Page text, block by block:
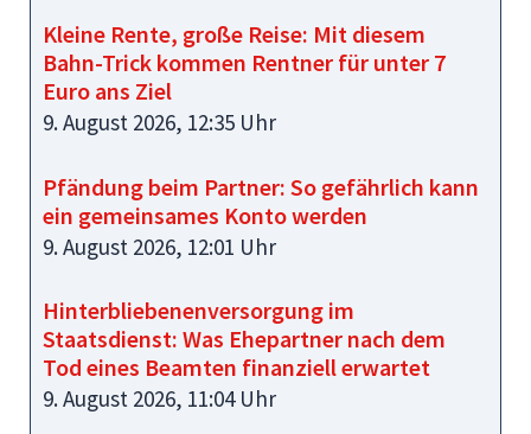
Kleine Rente, große Reise: Mit diesem
Bahn-Trick kommen Rentner für unter 7
Euro ans Ziel
9. August 2026, 12:35 Uhr
Pfändung beim Partner: So gefährlich kann
ein gemeinsames Konto werden
9. August 2026, 12:01 Uhr
Hinterbliebenenversorgung im
Staatsdienst: Was Ehepartner nach dem
Tod eines Beamten finanziell erwartet
9. August 2026, 11:04 Uhr